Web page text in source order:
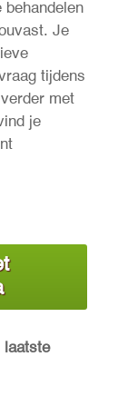
behandelen
Je
tijdens
met
je
laatste